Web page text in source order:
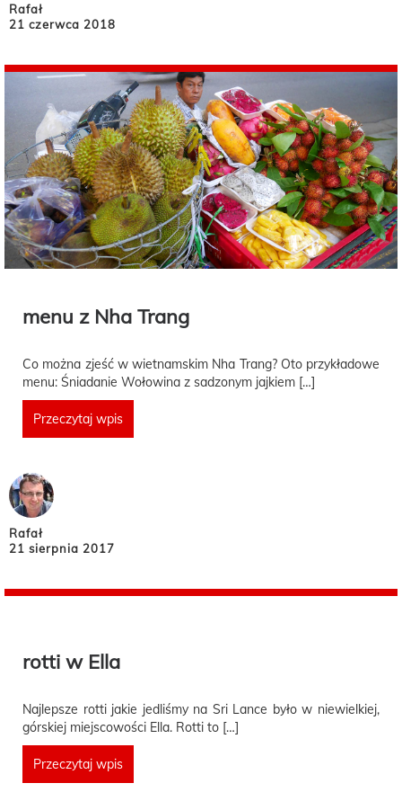
Rafał
21 czerwca 2018
menu z Nha Trang
Co można zjeść w wietnamskim Nha Trang? Oto przykładowe
menu: Śniadanie Wołowina z sadzonym jajkiem […]
Przeczytaj wpis
Rafał
21 sierpnia 2017
rotti w Ella
Najlepsze rotti jakie jedliśmy na Sri Lance było w niewielkiej,
górskiej miejscowości Ella. Rotti to […]
Przeczytaj wpis